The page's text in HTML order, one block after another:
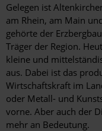
Gelegen ist
am Rhein, am Main
gehörte der
Träger der Region.
kleine und
aus. Dabei ist das
Wirtschaftskraft im
oder Metall- und
vorne. Aber auch der
mehr an Bedeutung.